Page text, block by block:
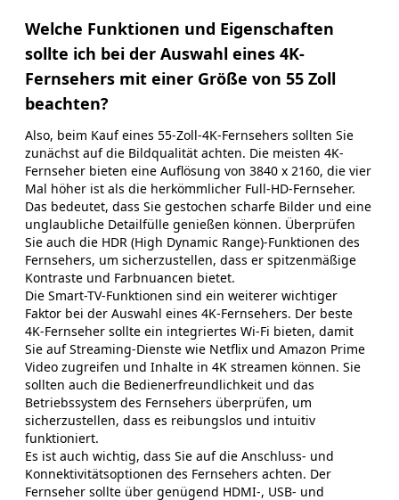
Welche Funktionen und Eigenschaften
sollte ich bei der Auswahl eines 4K-
Fernsehers mit einer Größe von 55 Zoll
beachten?
Also, beim Kauf eines 55-Zoll-4K-Fernsehers sollten Sie
zunächst auf die Bildqualität achten. Die meisten 4K-
Fernseher bieten eine Auflösung von 3840 x 2160, die vier
Mal höher ist als die herkömmlicher Full-HD-Fernseher.
Das bedeutet, dass Sie gestochen scharfe Bilder und eine
unglaubliche Detailfülle genießen können. Überprüfen
Sie auch die HDR (High Dynamic Range)-Funktionen des
Fernsehers, um sicherzustellen, dass er spitzenmäßige
Kontraste und Farbnuancen bietet.
Die Smart-TV-Funktionen sind ein weiterer wichtiger
Faktor bei der Auswahl eines 4K-Fernsehers. Der beste
4K-Fernseher sollte ein integriertes Wi-Fi bieten, damit
Sie auf Streaming-Dienste wie Netflix und Amazon Prime
Video zugreifen und Inhalte in 4K streamen können. Sie
sollten auch die Bedienerfreundlichkeit und das
Betriebssystem des Fernsehers überprüfen, um
sicherzustellen, dass es reibungslos und intuitiv
funktioniert.
Es ist auch wichtig, dass Sie auf die Anschluss- und
Konnektivitätsoptionen des Fernsehers achten. Der
Fernseher sollte über genügend HDMI-, USB- und